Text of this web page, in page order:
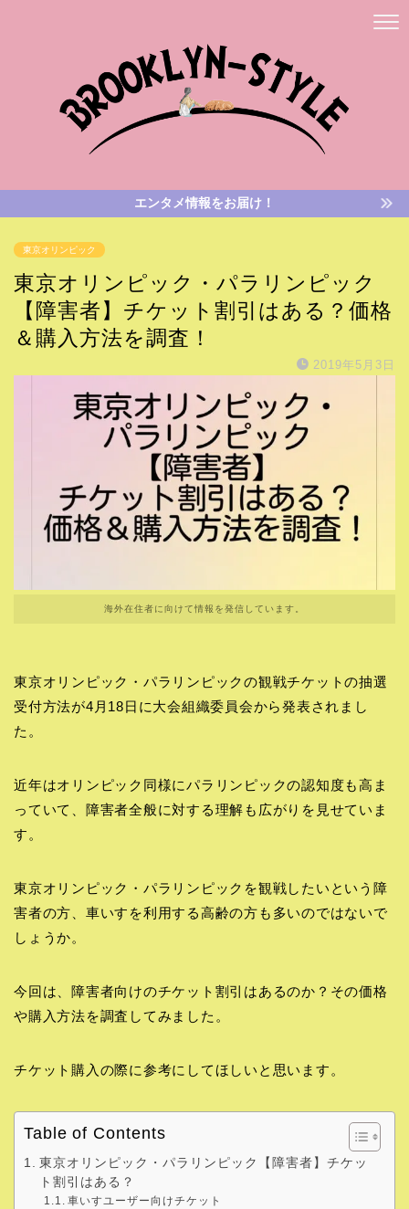
エンタメ情報をお届け！
東京オリンピック
東京オリンピック・パラリンピック
【障害者】チケット割引はある？価格
＆購入方法を調査！
2019年5月3日
海外在住者に向けて情報を発信しています。
東京オリンピック・パラリンピックの観戦チケットの抽選
受付方法が4月18日に大会組織委員会から発表されまし
た。
近年はオリンピック同様にパラリンピックの認知度も高ま
っていて、障害者全般に対する理解も広がりを見せていま
す。
東京オリンピック・パラリンピックを観戦したいという障
害者の方、車いすを利用する高齢の方も多いのではないで
しょうか。
今回は、障害者向けのチケット割引はあるのか？その価格
や購入方法を調査してみました。
チケット購入の際に参考にしてほしいと思います。
Table of Contents
東京オリンピック・パラリンピック【障害者】チケッ
ト割引はある？
車いすユーザー向けチケット